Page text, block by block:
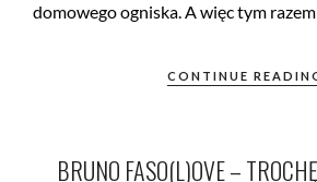
domowego ogniska. A więc tym
CONTINUE
BRUNO FASO(L)OVE –